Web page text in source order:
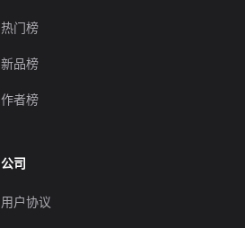
热门榜
新品榜
作者榜
公司
用户协议